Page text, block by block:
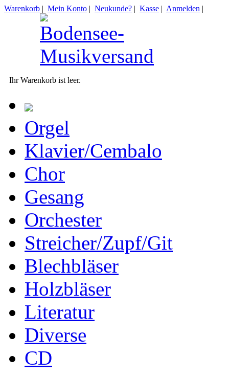
Warenkorb | Mein Konto | Neukunde? | Kasse | Anmelden |
Ihr Warenkorb ist leer.
Orgel
Klavier/Cembalo
Chor
Gesang
Orchester
Streicher/Zupf/Git
Blechbläser
Holzbläser
Literatur
Diverse
CD